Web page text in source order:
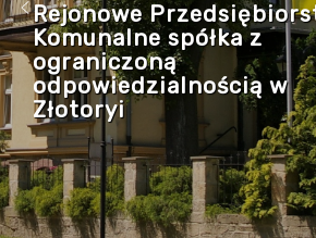
Rejonowe
Komunalne spółka z
ograniczoną
odpowiedzialnością w
Złotoryi